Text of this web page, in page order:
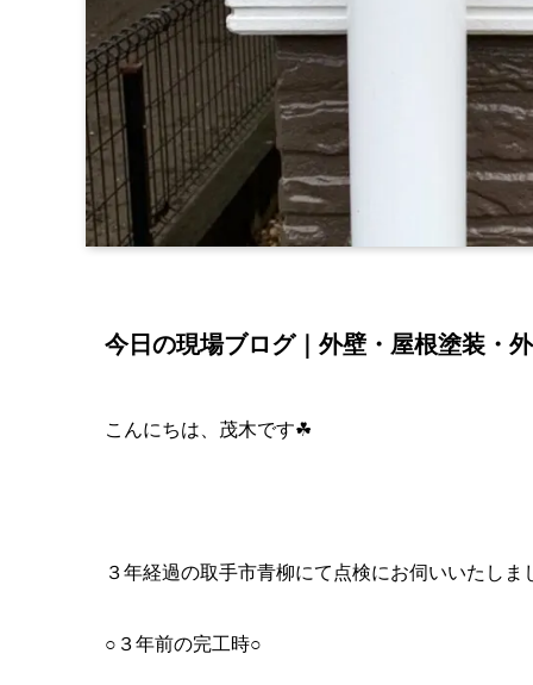
今日の現場ブログ｜外壁・屋根塗装・
こんにちは、茂木です☘
３年経過の取手市青柳にて点検にお伺いいたしま
○３年前の完工時○